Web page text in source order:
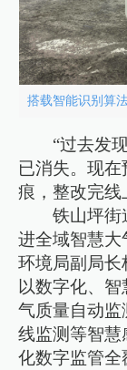
搭载智能识别算
“过去发
已消失。现
痕，整改完线
铁山坪街
进全域智慧大
环境局副局
以数字化、
气质量自动监
线监测等智慧
化数字监管全